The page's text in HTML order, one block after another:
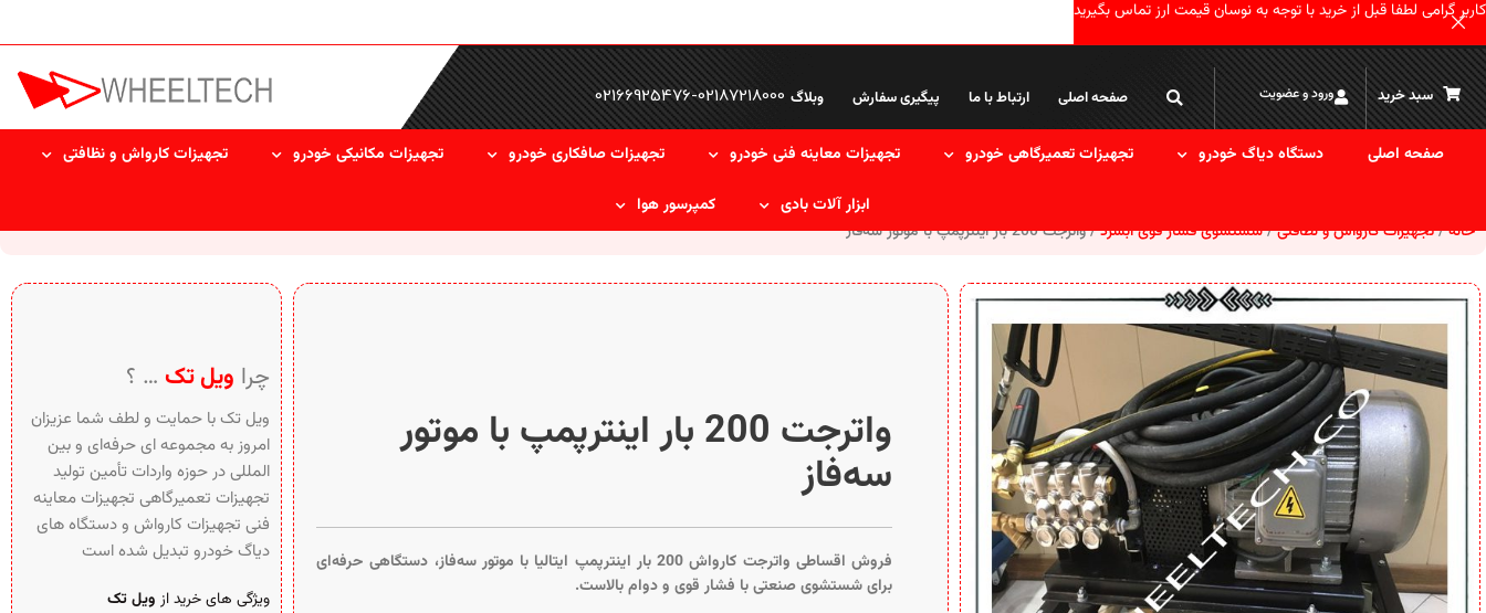
سبد خرید ورود و عضویت صفحه اصلی ارتباط با ما پیگیری سفارش وبلاگ 02166925476-02187218000
صفحه اصلی دستگاه دیاگ خودرو تجهیزات تعمیرگاهی خودرو تجهیزات معاینه فنی خودرو تجهیزات صافکاری خودرو تجهیزات مکانیکی خودرو تجهیزات کارواش و نظافتی
ابزار آلات بادی
کمپرسور هوا
خانه تجهیزات کارواش و نظافتی شستشوی فشار قوی آبسرد واترجت 200 بار اینترپمپ با موتور سه‌فاز
واترجت 200 بار اینترپمپ با موتور
سه‌فاز
فروش اقساطی واترجت کارواش 200 بار اینترپمپ ایتالیا با موتور سه‌فاز، دستگاهی حرفه‌ای
برای شستشوی صنعتی با فشار قوی و دوام بالاست.
چرا ویل تک … ؟
ویل تک با حمایت و لطف شما عزیزان
امروز به مجموعه ای حرفه‌ای و بین‌
المللی در حوزه واردات تأمین تولید
تجهیزات تعمیرگاهی تجهیزات معاینه
فنی تجهیزات کارواش و دستگاه های
دیاگ خودرو تبدیل شده است
ویژگی های خرید از ویل تک
کاربر گرامی لطفا قبل از خرید با توجه به نوسان قیمت ارز تماس بگیرید